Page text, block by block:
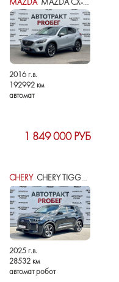
MAZDAMAZDA CX-5 I РЕСТАЙЛИНГ
2016 г.в.
192992 км
автомат
1 849 000 РУБ
CHERY CHERY TIGGO 4 I РЕСТАЙЛИНГ 2
2025 г.в.
28532 км
автомат робот